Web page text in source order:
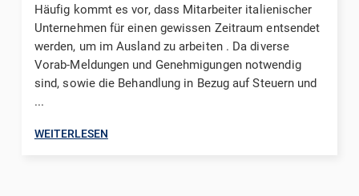
Häufig kommt es vor, dass Mitarbeiter italienischer
Unternehmen für einen gewissen Zeitraum entsendet
werden, um im Ausland zu arbeiten . Da diverse
Vorab-Meldungen und Genehmigungen notwendig
sind, sowie die Behandlung in Bezug auf Steuern und
...
WEITERLESEN